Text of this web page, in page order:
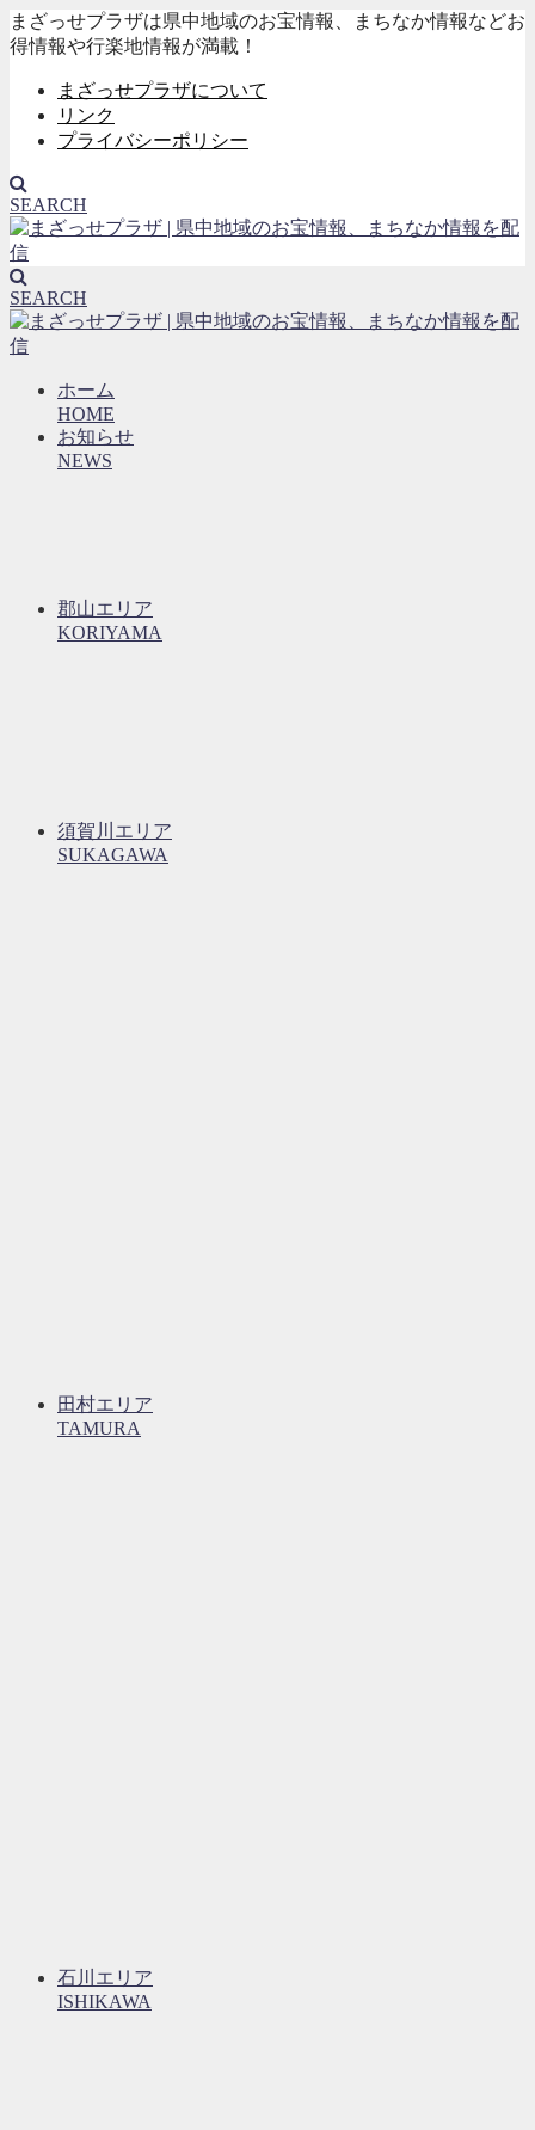
まざっせプラザは県中地域のお宝情報、まちなか情報などお
得情報や行楽地情報が満載！
まざっせプラザについて
リンク
プライバシーポリシー
SEARCH
SEARCH
ホーム
HOME
お知らせ
NEWS
郡山エリア
KORIYAMA
須賀川エリア
SUKAGAWA
田村エリア
TAMURA
石川エリア
ISHIKAWA